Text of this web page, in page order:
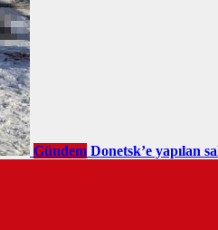
Gündem Donetsk’e yapılan